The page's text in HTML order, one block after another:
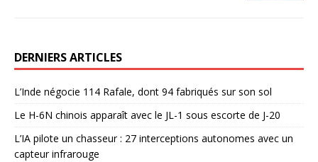
DERNIERS ARTICLES
L’Inde négocie 114 Rafale, dont 94 fabriqués sur son sol
Le H-6N chinois apparaît avec le JL-1 sous escorte de J-20
L’IA pilote un chasseur : 27 interceptions autonomes avec un
capteur infrarouge